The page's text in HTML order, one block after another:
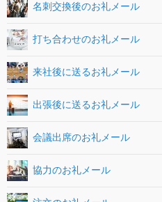
名刺交換後のお礼メール
打ち合わせのお礼メール
来社後に送るお礼メール
出張後に送るお礼メール
会議出席のお礼メール
協力のお礼メール